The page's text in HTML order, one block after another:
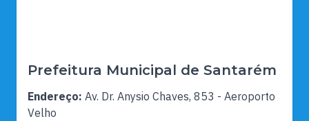
Prefeitura Municipal de Santarém
Endereço: Av. Dr. Anysio Chaves, 853 - Aeroporto
Velho